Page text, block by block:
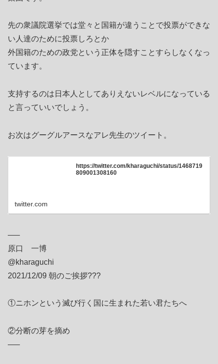
先の衆議院選挙では堂々と国籍が違うことで投票ができな
い人達のために投票しろとか
外国籍のための政党という正体を隠すことすらしなくなっ
ています。
支持するのは日本人としてありえないレベルになっている
と言っていいでしょう。
お次はグーグルアースなアレ先生のツイート。
https://twitter.com/kharaguchi/status/1468719
809001308160
twitter.com
—–
原口 一博
@kharaguchi
2021/12/09 朝のご挨拶???
①ニホンという滅び行く国に生まれた若い君たちへ
②分断の芽を摘め
—–